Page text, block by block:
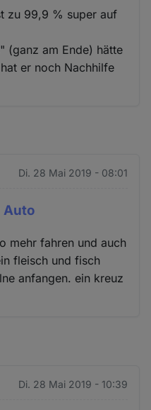
zu 99,9 % super auf
(ganz am Ende) hätte
er noch Nachhilfe
Di. 28 Mai 2019 - 08:01
Auto
mehr fahren und auch
fleisch und fisch
anfangen. ein kreuz
Di. 28 Mai 2019 - 10:39